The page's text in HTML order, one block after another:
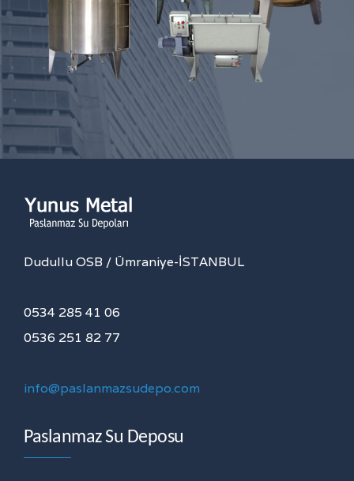
Dudullu OSB / Ümraniye-İSTANBUL
0534 285 41 06
0536 251 82 77
info@paslanmazsudepo.com
Paslanmaz Su Deposu